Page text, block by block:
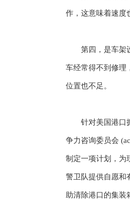
作，这意味着速度
第四，是车架
车经常得不到修理
位置也不足。
针对美国港口
争力咨询委员会
制定一项计划，为
警卫队提供自愿和
助清除港口的集装